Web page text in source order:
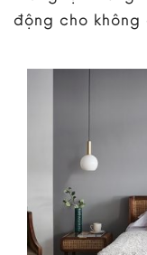
động cho không